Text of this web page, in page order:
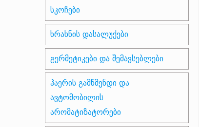
სკოჩები
ხრახნის დასალუქები
გერმეტიკები და შემავსებლები
ჰაერის გამწმენდი და
ავტომობილის
არომატიზატორები